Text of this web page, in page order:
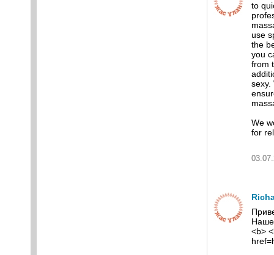
to
use
the
you
from
sexy.
We
for
<b>